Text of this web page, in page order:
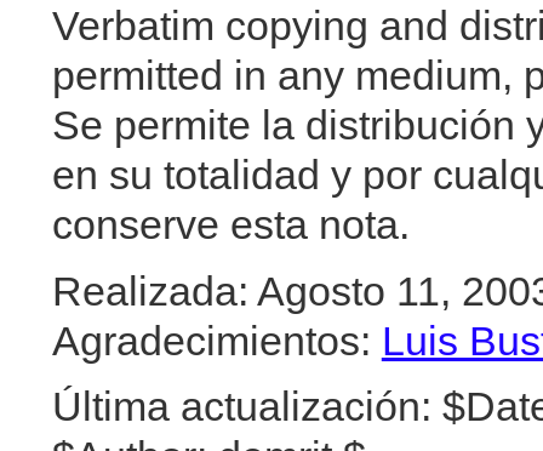
Verbatim copying and
permitted in any medium,
Se permite la distribución
en su totalidad y por
conserve esta nota.
Realizada: Agosto 11,
Agradecimientos: Luis
Última actualización: